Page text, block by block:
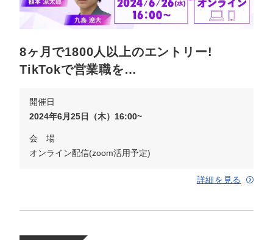
8ヶ月で1800人以上のエントリー!
TikTokで営業職を…
開催日
2024年6月25日（木）16:00~
会 場
オンライン配信(zoom活用予定)
詳細を見る